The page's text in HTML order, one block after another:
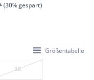
(30% gespart)
Größentabelle
38